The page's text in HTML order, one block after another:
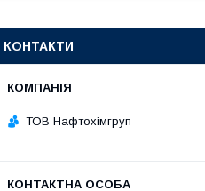
КОНТАКТИ
ТОВ Нафтохімгруп